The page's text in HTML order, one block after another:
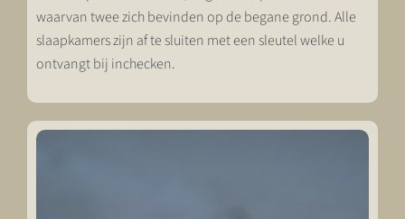
waarvan twee zich bevinden op de begane grond. Alle
slaapkamers zijn af te sluiten met een sleutel welke u
ontvangt bij inchecken.